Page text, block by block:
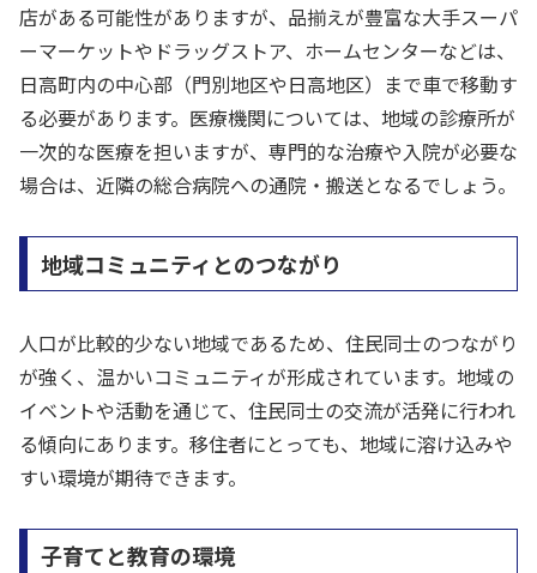
店がある可能性がありますが、品揃えが豊富な大手スーパ
ーマーケットやドラッグストア、ホームセンターなどは、
日高町内の中心部（門別地区や日高地区）まで車で移動す
る必要があります。医療機関については、地域の診療所が
一次的な医療を担いますが、専門的な治療や入院が必要な
場合は、近隣の総合病院への通院・搬送となるでしょう。
地域コミュニティとのつながり
人口が比較的少ない地域であるため、住民同士のつながり
が強く、温かいコミュニティが形成されています。地域の
イベントや活動を通じて、住民同士の交流が活発に行われ
る傾向にあります。移住者にとっても、地域に溶け込みや
すい環境が期待できます。
子育てと教育の環境